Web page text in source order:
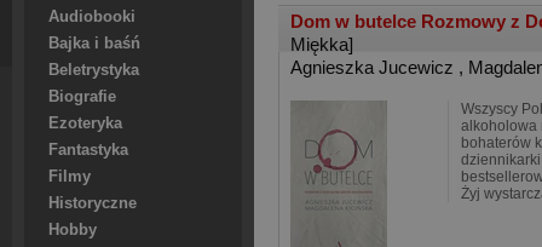
Audiobooki
Bajka i baśń
Beletrystyka
Biografie
Ezoteryka
Fantastyka
Filmy
Historyczne
Hobby
Dom w butelce Rozmowy z
Miękka]
Agnieszka Jucewicz ,
Wszyscy
alkoholowa
bohaterów
Żyj